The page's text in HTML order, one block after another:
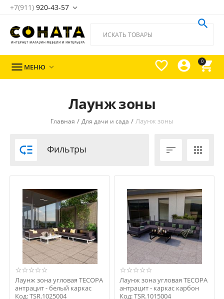
+7(911) 920-43-57 
0




 МЕНЮ 
Лаунж зоны
Главная / Для дачи и сада / Лаунж зоны
 Фильтры  
Лаунж зона угловая ТЕСОРА
антрацит - белый каркас
Код: TSR.1025004
Лаунж зона угловая ТЕСОРА
антрацит - каркас карбон
Код: TSR.1015004